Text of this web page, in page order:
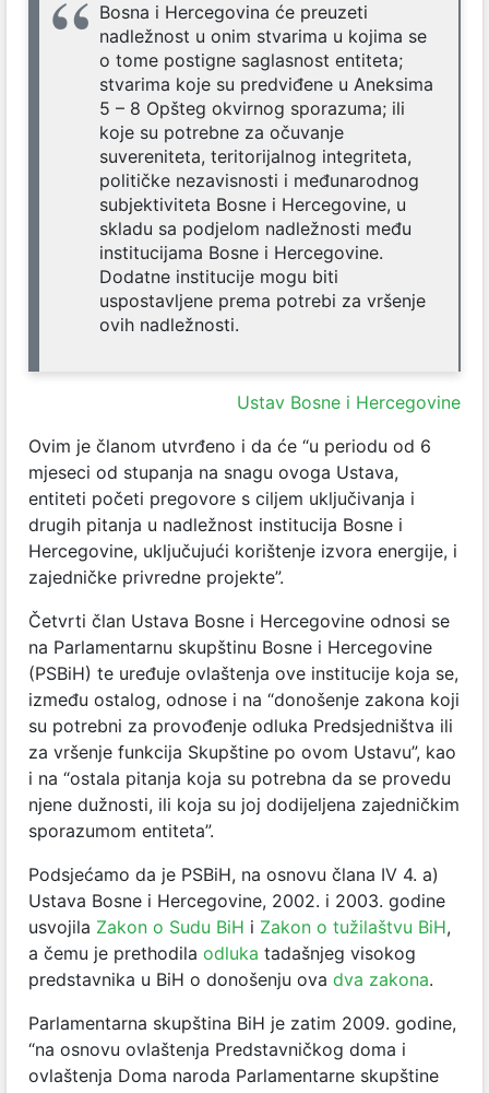
Bosna i Hercegovina će preuzeti
nadležnost u onim stvarima u kojima se
o tome postigne saglasnost entiteta;
stvarima koje su predviđene u Aneksima
5 – 8 Opšteg okvirnog sporazuma; ili
koje su potrebne za očuvanje
suvereniteta, teritorijalnog integriteta,
političke nezavisnosti i međunarodnog
subjektiviteta Bosne i Hercegovine, u
skladu sa podjelom nadležnosti među
institucijama Bosne i Hercegovine.
Dodatne institucije mogu biti
uspostavljene prema potrebi za vršenje
ovih nadležnosti.
Ustav Bosne i Hercegovine
Ovim je članom utvrđeno i da će “u periodu od 6
mjeseci od stupanja na snagu ovoga Ustava,
entiteti početi pregovore s ciljem uključivanja i
drugih pitanja u nadležnost institucija Bosne i
Hercegovine, uključujući korištenje izvora energije, i
zajedničke privredne projekte”.
Četvrti član Ustava Bosne i Hercegovine odnosi se
na Parlamentarnu skupštinu Bosne i Hercegovine
(PSBiH) te uređuje ovlaštenja ove institucije koja se,
između ostalog, odnose i na “donošenje zakona koji
su potrebni za provođenje odluka Predsjedništva ili
za vršenje funkcija Skupštine po ovom Ustavu”, kao
i na “ostala pitanja koja su potrebna da se provedu
njene dužnosti, ili koja su joj dodijeljena zajedničkim
sporazumom entiteta”.
Podsjećamo da je PSBiH, na osnovu člana IV 4. a)
Ustava Bosne i Hercegovine, 2002. i 2003. godine
usvojila Zakon o Sudu BiH i Zakon o tužilaštvu BiH,
a čemu je prethodila odluka tadašnjeg visokog
predstavnika u BiH o donošenju ova dva zakona.
Parlamentarna skupština BiH je zatim 2009. godine,
“na osnovu ovlaštenja Predstavničkog doma i
ovlaštenja Doma naroda Parlamentarne skupštine